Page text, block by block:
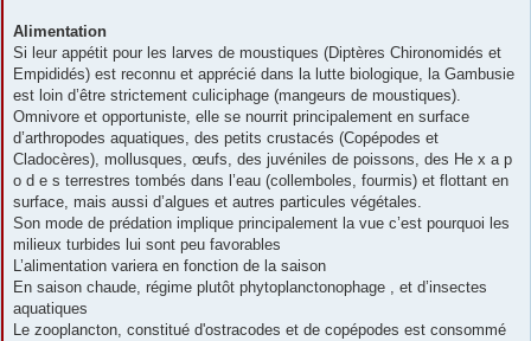
Alimentation
Si leur appétit pour les larves de moustiques (Diptères Chironomidés et
Empididés) est reconnu et apprécié dans la lutte biologique, la Gambusie
est loin d’être strictement culiciphage (mangeurs de moustiques).
Omnivore et opportuniste, elle se nourrit principalement en surface
d’arthropodes aquatiques, des petits crustacés (Copépodes et
Cladocères), mollusques, œufs, des juvéniles de poissons, des He x a p
o d e s terrestres tombés dans l’eau (collemboles, fourmis) et flottant en
surface, mais aussi d’algues et autres particules végétales.
Son mode de prédation implique principalement la vue c’est pourquoi les
milieux turbides lui sont peu favorables
L’alimentation variera en fonction de la saison
En saison chaude, régime plutôt phytoplanctonophage , et d’insectes
aquatiques
Le zooplancton, constitué d'ostracodes et de copépodes est consommé